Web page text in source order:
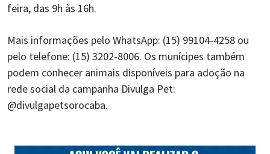
feira, das 9h às 16h.
Mais informações pelo WhatsApp: (15) 99104-4258 ou
pelo telefone: (15) 3202-8006. Os munícipes também
podem conhecer animais disponíveis para adoção na
rede social da campanha Divulga Pet:
@divulgapetsorocaba.